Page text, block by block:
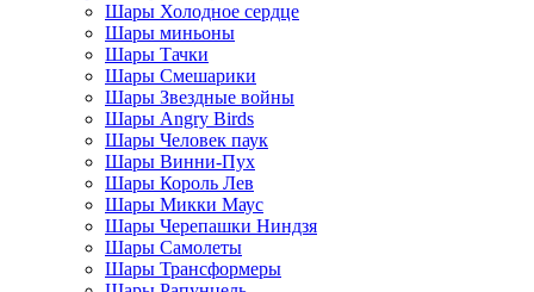
Шары Холодное сердце
Шары миньоны
Шары Тачки
Шары Смешарики
Шары Звездные войны
Шары Angry Birds
Шары Человек паук
Шары Винни-Пух
Шары Король Лев
Шары Микки Маус
Шары Черепашки Ниндзя
Шары Самолеты
Шары Трансформеры